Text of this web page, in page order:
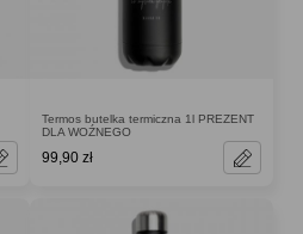
Termos butelka termiczna 1l PREZENT
DLA WOŹNEGO
99,90 zł